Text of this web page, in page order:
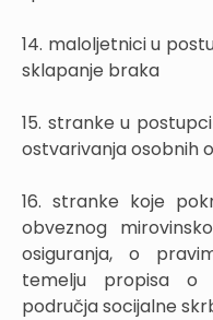
14. maloljetnici u
sklapanje braka
15. stranke u
ostvarivanja osobnih
16. stranke koje
obveznog
osiguranja, o
temelju propisa o
područja socijalne